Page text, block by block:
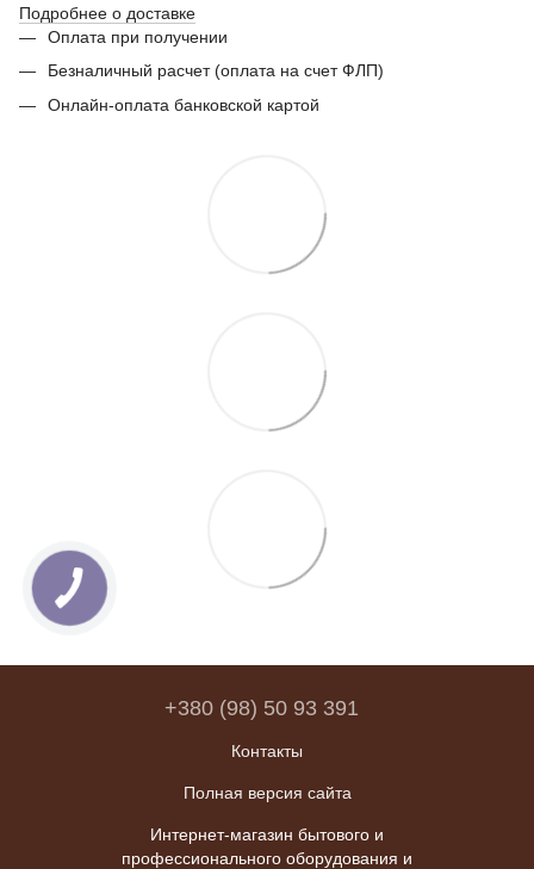
Подробнее о доставке
Оплата при получении
Безналичный расчет (оплата на счет ФЛП)
Онлайн-оплата банковской картой
+380 (98) 50 93 391
Контакты
Полная версия сайта
Интернет-магазин бытового и
профессионального оборудования и